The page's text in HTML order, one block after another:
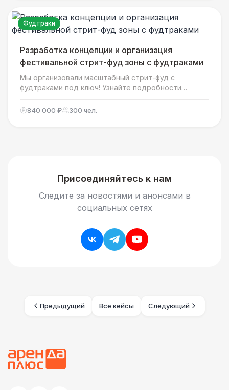
Фудтраки
Разработка концепции и организация
фестивальной стрит-фуд зоны с фудтраками
Мы организовали масштабный стрит-фуд с
фудтраками под ключ! Узнайте подробности
атмосферу настоящего гастрономического
840 000 ₽ 300 чел.
Присоединяйтесь к нам
Следите за новостями и анонсами в
социальных сетях
Предыдущий Все кейсы Следующий